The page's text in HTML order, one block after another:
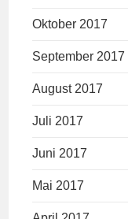
Oktober 2017
September 2017
August 2017
Juli 2017
Juni 2017
Mai 2017